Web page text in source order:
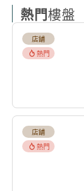
熱門樓盤
店舖
熱門
店舖
熱門